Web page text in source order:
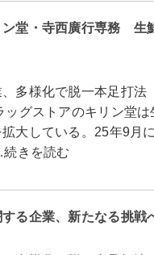
ン堂・寺西廣行専務
多様化で脱一本足打
グストアのキリン堂は
大している。25年9月
きを読む
する企業、新たなる挑